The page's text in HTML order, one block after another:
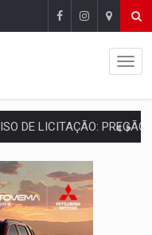
DE LICITAÇÃO: PREGÃO ELETRÔNICO N.°
de 'tribunal do crime' leva PM a prender
do CV são presos com moto
após apontar arma para